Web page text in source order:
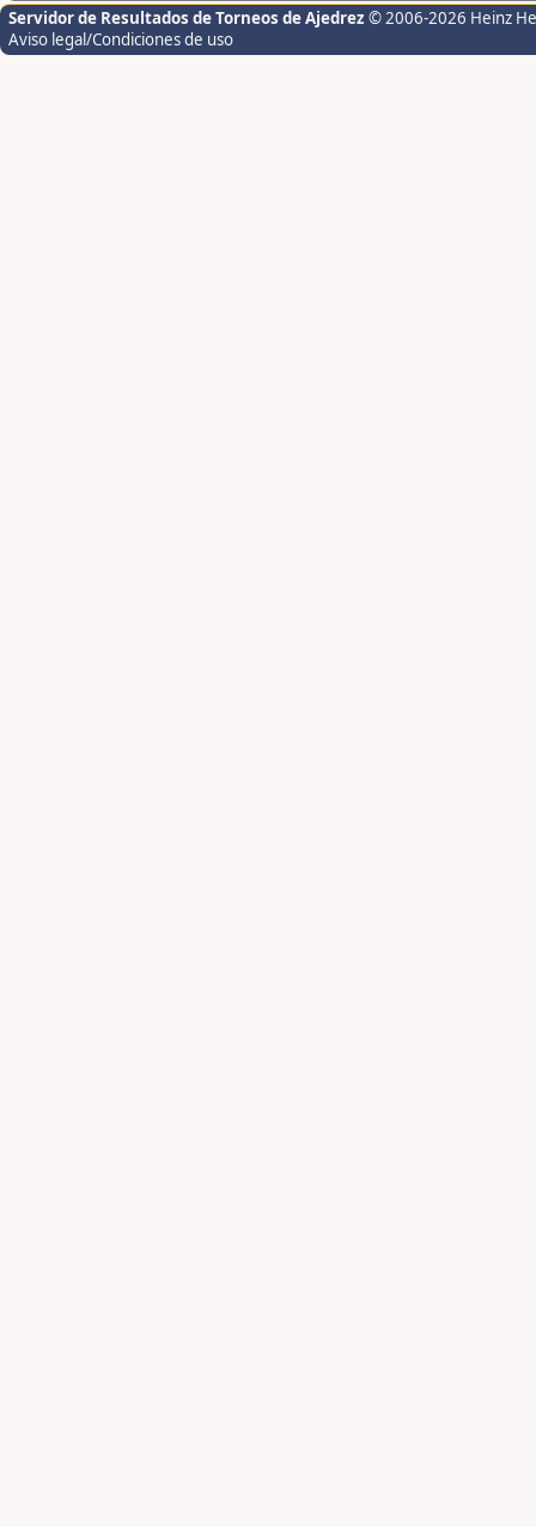
Servidor de Resultados de Torneos de Ajedrez © 2006-2026 Heinz
Aviso legal/Condiciones de uso